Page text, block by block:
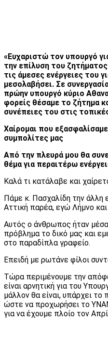
«Ευχαριστώ τον υπουργό
την επίλυση του
τις άμεσες ενέργειες του
μεσολαβήσει. Σε
πρώην υπουργό κύριο
φορείς θέσαμε το ζήτημα
συνέπειες του στις
Χαίρομαι που
συμπολίτες μας
Από την πλευρά μου θα
θέμα για περαιτέρω
Καλά τι κατάλαβε και
Πάμε κ. Πασχαλίδη την άλλη
Αττική παρέα, εγώ Λήμνο
Αυτός ο άνθρωπος ήταν μέσα
πρόβλημα το δικό μας και
στο παραδίπλα γραφείο.
Επειδή με ρωτάνε φίλοι
Τώρα περιμένουμε την
είναι αρνητική για του
μάλλον θα είναι, υπάρχει το
ώστε να προχωρήσει το
για να έχουμε πλοίο τον